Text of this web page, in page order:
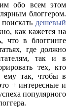
обо всем этом
блоггером.
дешевый
как кажется на
что в блоггинге
где должно
так и в
тех, кто
ему так, чтобы в
+ интересные и
популярного